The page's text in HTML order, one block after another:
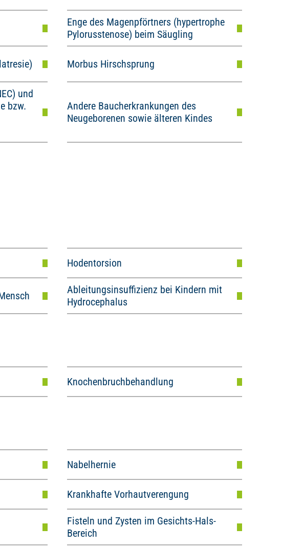
Enge des Magenpförtners (hypertrophe
Pylorusstenose) beim Säugling
Morbus Hirschsprung
und
bzw.
Andere Baucherkrankungen des
Neugeborenen sowie älteren Kindes
Hodentorsion
Ableitungsinsuffizienz bei Kindern mit
Hydrocephalus
Knochenbruchbehandlung
Nabelhernie
Krankhafte Vorhautverengung
Fisteln und Zysten im Gesichts-Hals-
Bereich